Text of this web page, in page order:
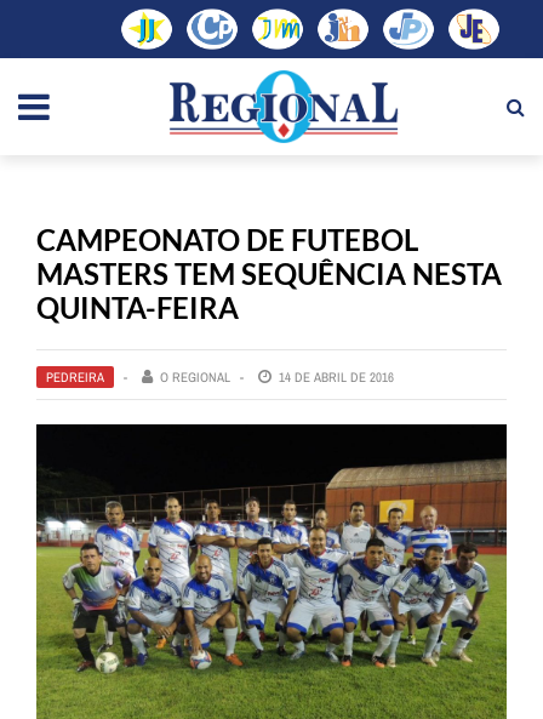
CAMPEONATO DE FUTEBOL
MASTERS TEM SEQUÊNCIA NESTA
QUINTA-FEIRA
PEDREIRA O REGIONAL 14 DE ABRIL DE 2016